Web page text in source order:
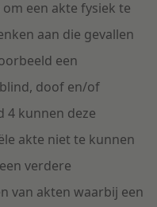
een akte fysiek te
aan die gevallen
een
doof en/of
4 kunnen deze
akte niet te kunnen
verdere
van akten waarbij een